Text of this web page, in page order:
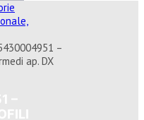
–
ap. DX